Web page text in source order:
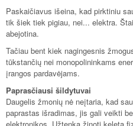
Paskaičiavus išeina, kad pirktiniu
tik šiek tiek pigiau, nei... elektra.
abejotina.
Tačiau bent kiek nagingesnis
tūkstančių nei monopolininkams
įrangos pardavėjams.
Paprasčiausi šildytuvai
Daugelis žmonių nė neįtaria, kad
paprastas išradimas, jis gali veikti